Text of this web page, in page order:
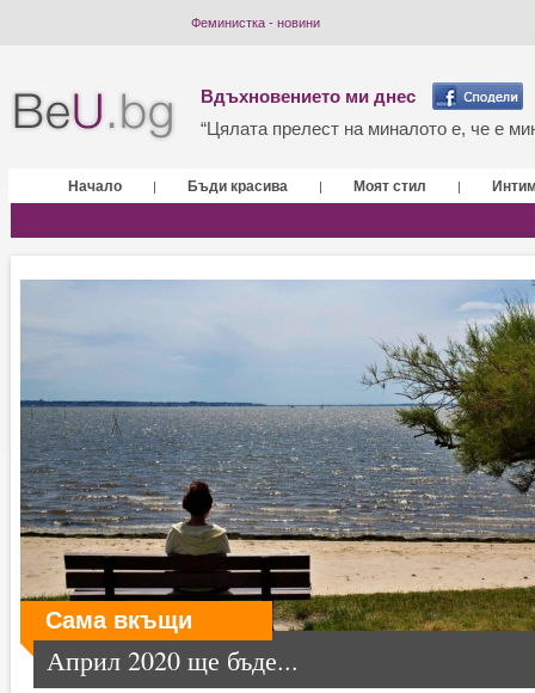
Феминистка - новини
Вдъхновението ми днес
“Цялата прелест на миналото е, че е
Начало | Бъди красива | Моят стил |
Сама вкъщи
Април 2020 ще бъде...